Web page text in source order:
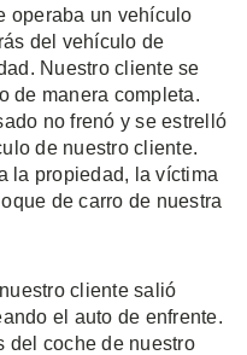
operaba un vehículo
del vehículo de
Nuestro cliente se
de manera completa.
no frenó y se estrelló
de nuestro cliente.
la propiedad, la víctima
de carro de nuestra
cliente salió
el auto de enfrente.
del coche de nuestro